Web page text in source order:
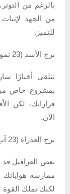
بالرغم من
من الجهد
للتميز.
برج الأسد (23 تموز – 22 آب)
تتلقى أخبارًا
بمشروع خاص
قراراتك، لكن
الآن.
برج العذراء (23 آب – 22 أيلول)
بعض العراقيل
ممارسة هواياتك
لكنك تملك